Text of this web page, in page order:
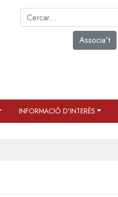
Associa't
INFORMACIÓ D’INTERÈS